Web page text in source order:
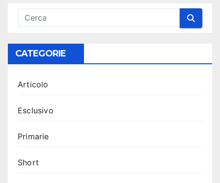
CATEGORIE
Articolo
Esclusivo
Primarie
Short